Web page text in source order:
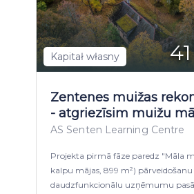
Kapitał własny 41
Zentenes muižas
- atgriezīsim muižu
AS Senten Learning Centre
Projekta pirmā fāze paredz "Māla
kalpu mājas, 899 m²)
daudzfunkcionālu uzņēmumu